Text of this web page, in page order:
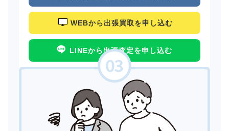
WEBから出張買取を申し込む
LINEから出張査定を申し込む